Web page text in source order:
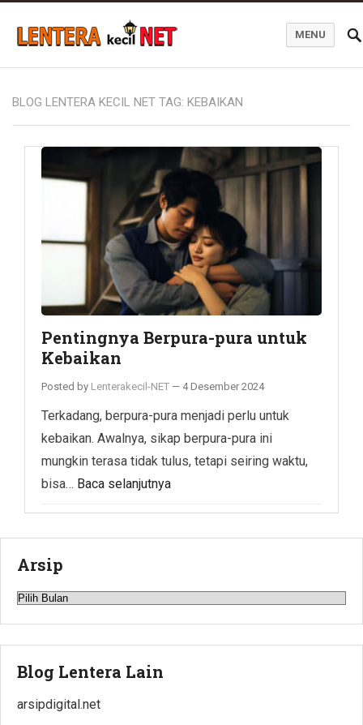
MENU
BLOG LENTERA KECIL NET TAG: KEBAIKAN
Pentingnya Berpura-pura untuk
Kebaikan
Posted by Lenterakecil-NET — 4 Desember 2024
Terkadang, berpura-pura menjadi perlu untuk
kebaikan. Awalnya, sikap berpura-pura ini
mungkin terasa tidak tulus, tetapi seiring waktu,
bisa… Baca selanjutnya
Arsip
Arsip
Blog Lentera Lain
arsipdigital.net